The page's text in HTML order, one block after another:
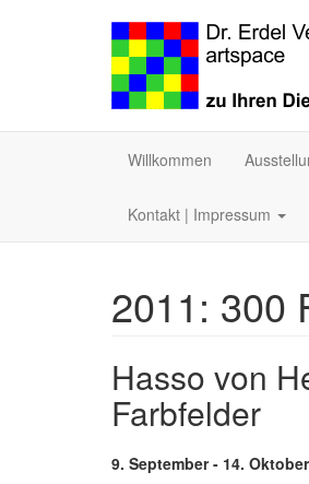
Willkommen
Kontakt | Impressum
2011: 300
Hasso von
Farbfelder
9. September - 14.